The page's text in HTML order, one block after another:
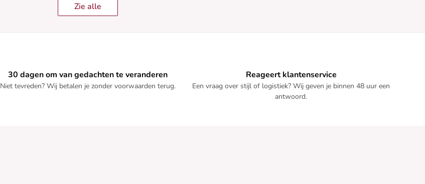
Zie alle
30 dagen om van gedachten te veranderen
Niet tevreden? Wij betalen je zonder voorwaarden terug.
Reageert klantenservice
Een vraag over stijl of logistiek? Wij geven je binnen 48 uur een
antwoord.